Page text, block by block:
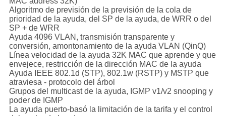
Algoritmo de previsión de la previsión de la cola de
prioridad de la ayuda, del SP de la ayuda, de WRR o del
SP + de WRR
Ayuda 4096 VLAN, transmisión transparente y
conversión, amontonamiento de la ayuda VLAN (QinQ)
Línea velocidad de la ayuda 32K MAC que aprende y que
envejece, restricción de la dirección MAC de la ayuda
Ayuda IEEE 802.1d (STP), 802.1w (RSTP) y MSTP que
atraviesa - protocolo del árbol
Grupos del multicast de la ayuda, IGMP v1/v2 snooping y
poder de IGMP
La ayuda puerto-basó la limitación de la tarifa y el control